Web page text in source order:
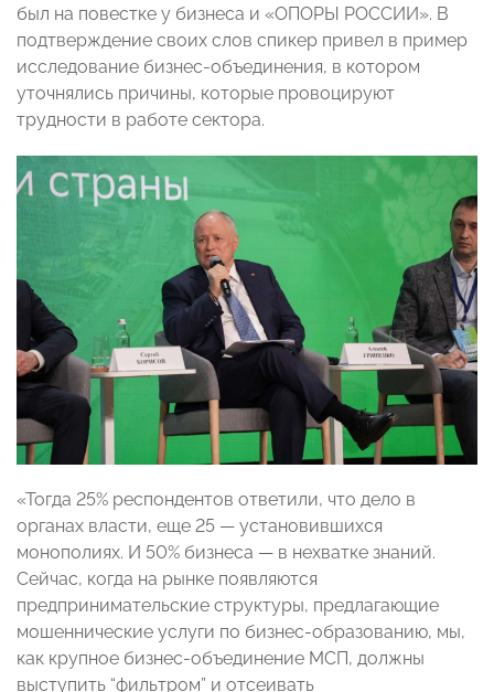
был на повестке у бизнеса и «ОПОРЫ РОССИИ». В
подтверждение своих слов спикер привел в пример
исследование бизнес-объединения, в котором
уточнялись причины, которые провоцируют
трудности в работе сектора.
«Тогда 25% респондентов ответили, что дело в
органах власти, еще 25 — установившихся
монополиях. И 50% бизнеса — в нехватке знаний.
Сейчас, когда на рынке появляются
предпринимательские структуры, предлагающие
мошеннические услуги по бизнес-образованию, мы,
как крупное бизнес-объединение МСП, должны
выступить “фильтром” и отсеивать